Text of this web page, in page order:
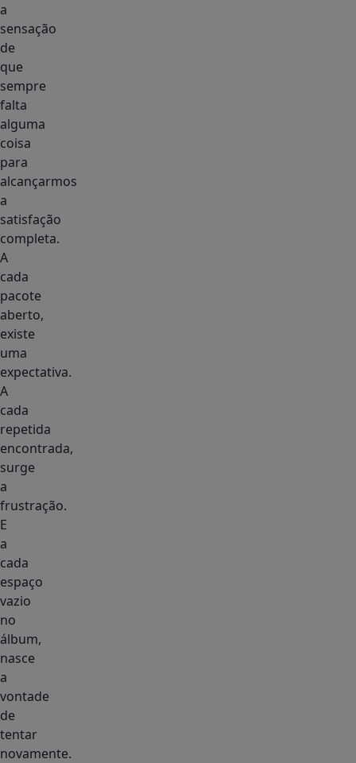
a
sensação
de
que
sempre
falta
alguma
coisa
para
alcançarmos
a
satisfação
completa.
A
cada
pacote
aberto,
existe
uma
expectativa.
A
cada
repetida
encontrada,
surge
a
frustração.
E
a
cada
espaço
vazio
no
álbum,
nasce
a
vontade
de
tentar
novamente.